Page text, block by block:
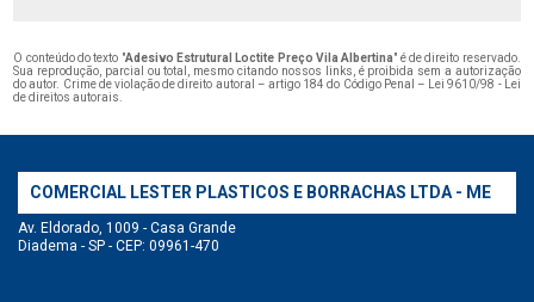
O conteúdo do texto "Adesivo Estrutural Loctite Preço Vila Albertina" é de direito reservado.
Sua reprodução, parcial ou total, mesmo citando nossos links, é proibida sem a autorização
do autor. Crime de violação de direito autoral – artigo 184 do Código Penal – Lei 9610/98 - Lei
de direitos autorais.
COMERCIAL LESTER PLASTICOS E BORRACHAS LTDA - ME
Av. Eldorado, 1009 - Casa Grande
Diadema - SP - CEP: 09961-470